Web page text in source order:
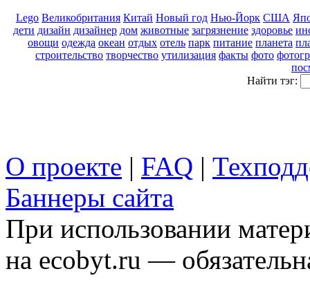
Lego Великобритания Китай Новый год Нью-Йорк США
дети дизайн дизайнер дом животные загрязнение здоровье
овощи одежда океан отдых отель парк питание планета
строительство творчество утилизация факты фото
Найти тэг:
О проекте | FAQ |
Баннеры сайта
При использовании
на ecobyt.ru —